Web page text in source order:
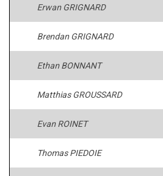
Erwan GRIGNARD
Brendan GRIGNARD
Ethan BONNANT
Matthias GROUSSARD
Evan ROINET
Thomas PIEDOIE